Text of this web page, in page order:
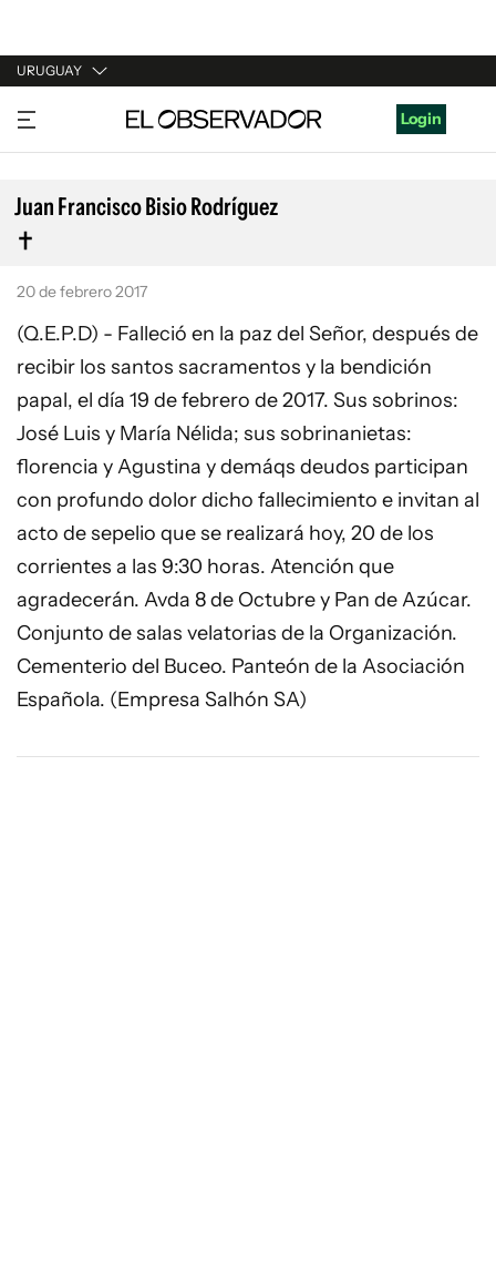
URUGUAY
URUGUAY
ARGENTINA
ESPAÑA
ESTADOS UNIDOS
Login
Juan Francisco Bisio Rodríguez
20 de febrero 2017
(Q.E.P.D) - Falleció en la paz del Señor, después de
recibir los santos sacramentos y la bendición
papal, el día 19 de febrero de 2017. Sus sobrinos:
José Luis y María Nélida; sus sobrinanietas:
florencia y Agustina y demáqs deudos participan
con profundo dolor dicho fallecimiento e invitan al
acto de sepelio que se realizará hoy, 20 de los
corrientes a las 9:30 horas. Atención que
agradecerán. Avda 8 de Octubre y Pan de Azúcar.
Conjunto de salas velatorias de la Organización.
Cementerio del Buceo. Panteón de la Asociación
Española. (Empresa Salhón SA)